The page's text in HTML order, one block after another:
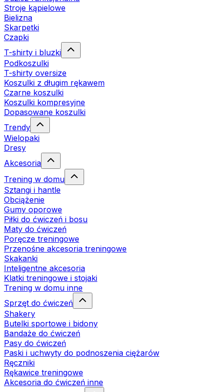
Stroje kąpielowe
Bielizna
Skarpetki
Czapki
T-shirty i bluzki
Podkoszulki
T-shirty oversize
Koszulki z długim rękawem
Czarne koszulki
Koszulki kompresyjne
Dopasowane koszulki
Trendy
Wielopaki
Dresy
Akcesoria
Trening w domu
Sztangi i hantle
Obciążenie
Gumy oporowe
Piłki do ćwiczeń i bosu
Maty do ćwiczeń
Poręcze treningowe
Przenośne akcesoria treningowe
Skakanki
Inteligentne akcesoria
Klatki treningowe i stojaki
Trening w domu inne
Sprzęt do ćwiczeń
Shakery
Butelki sportowe i bidony
Bandaże do ćwiczeń
Pasy do ćwiczeń
Paski i uchwyty do podnoszenia ciężarów
Ręczniki
Rękawice treningowe
Akcesoria do ćwiczeń inne